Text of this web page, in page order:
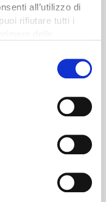
all’utilizzo di
rifiutare tutti i
SELEZIONATI.